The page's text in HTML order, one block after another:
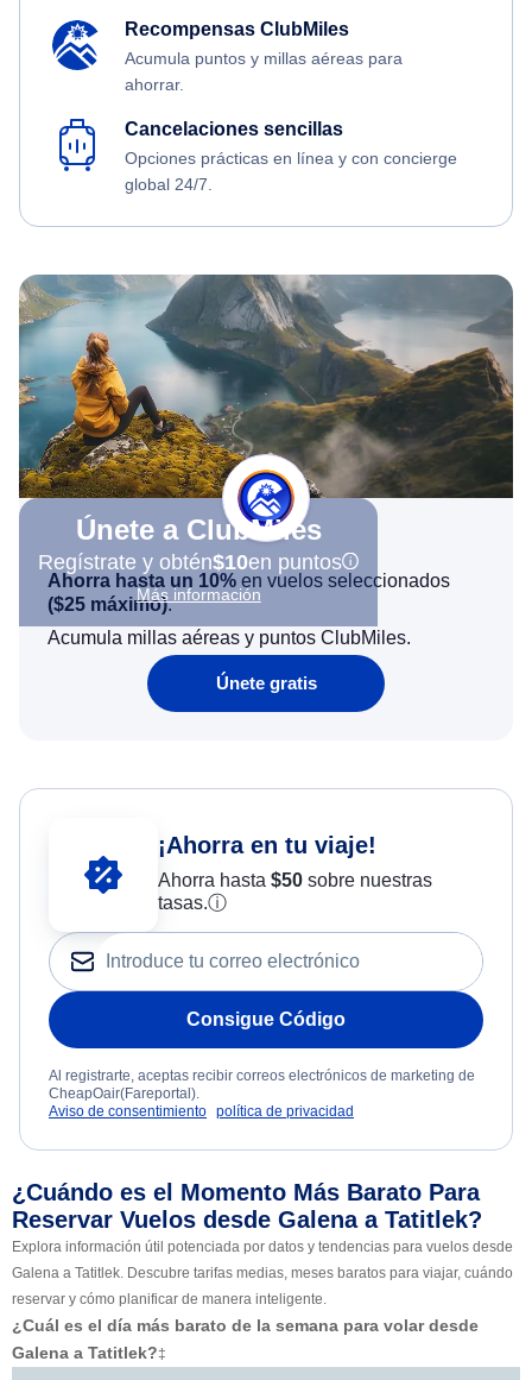
Recompensas ClubMiles
Acumula puntos y millas aéreas para
ahorrar.
Cancelaciones sencillas
Opciones prácticas en línea y con concierge
global 24/7.
Únete a ClubMiles
Regístrate y obtén$10en puntos
Más información
Ahorra hasta un 10% en vuelos seleccionados
($25 máximo).
Acumula millas aéreas y puntos ClubMiles.
Únete gratis
¡Ahorra en tu viaje!
Ahorra hasta $50sobre nuestras
tasas.ⓘ
Consigue Código
Al registrarte, aceptas recibir correos electrónicos de marketing de
CheapOair(Fareportal).
Aviso de consentimiento política de privacidad
¿Cuándo es el Momento Más Barato Para
Reservar Vuelos desde Galena a Tatitlek?
Explora información útil potenciada por datos y tendencias para vuelos desde
Galena a Tatitlek. Descubre tarifas medias, meses baratos para viajar, cuándo
reservar y cómo planificar de manera inteligente.
¿Cuál es el día más barato de la semana para volar desde
Galena a Tatitlek?‡